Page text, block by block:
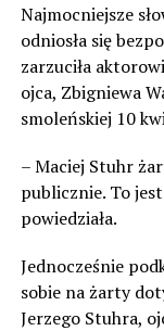
Najmocniejsze
odniosła się
zarzuciła
ojca, Zbigniewa
smoleńskiej 10
– Maciej Stuhr
publicznie. To
powiedziała.
Jednocześnie
sobie na żarty
Jerzego Stuhra,